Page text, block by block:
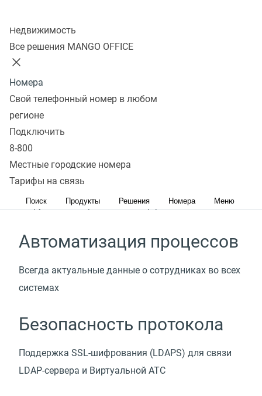
Недвижимость
Все решения MANGO OFFICE
Номера
Свой телефонный номер в любом
регионе
Подключить
8-800
Местные городские номера
Тарифы на связь
Поиск Продукты Решения Номера Меню
Удобство в использовании
Быстрое подключение всех сотрудников к
Простота в управлении
Управление данными и правами доступа
сотрудников через один интерфейс
Автоматизация процессов
Всегда актуальные данные о сотрудниках во всех
системах
Безопасность протокола
Поддержка SSL-шифрования (LDAPS) для связи
LDAP-сервера и Виртуальной АТС